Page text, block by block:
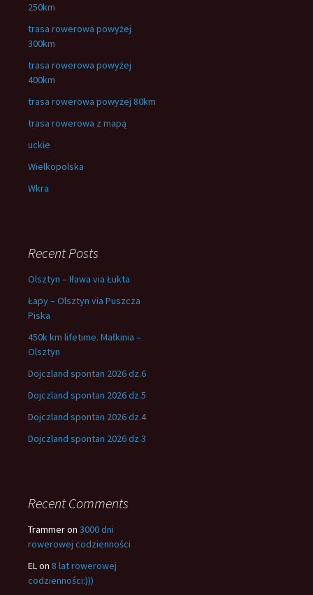
250km
trasa rowerowa powyżej
300km
trasa rowerowa powyżej
400km
trasa rowerowa powyżej 80km
trasa rowerowa z mapą
uckie
Wielkopolska
Wkra
Recent Posts
Olsztyn – Iława via Łukta
Łapy – Olsztyn via Puszcza
Piska
450k km lifetime. Małkinia –
Olsztyn
Dojczland spontan 2026 dz.6
Dojczland spontan 2026 dz.5
Dojczland spontan 2026 dz.4
Dojczland spontan 2026 dz.3
Recent Comments
Trammeron 3000 dni
rowerowej codzienności
ELon 8 lat rowerowej
codzienności:)))